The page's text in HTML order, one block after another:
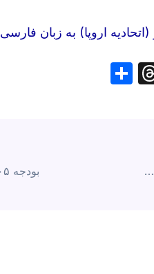
(اتحادیه اروپا) به زبان فارسی
T
بیانیه «همگامی» در دفاع از اعتراضات دی‌ماه ۱۴۰۴